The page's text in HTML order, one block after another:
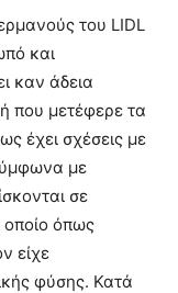
του LIDL
και
καν άδεια
που μετέφερε τα
έχει σχέσεις με
με
σε
όπως
είχε
φύσης. Κατά